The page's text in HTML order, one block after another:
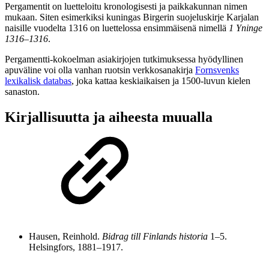
Pergamentit on luetteloitu kronologisesti ja paikkakunnan nimen
mukaan. Siten esimerkiksi kuningas Birgerin suojeluskirje Karjalan
naisille vuodelta 1316 on luettelossa ensimmäisenä nimellä 1 Yninge
1316–1316.
Pergamentti-kokoelman asiakirjojen tutkimuksessa hyödyllinen
apuväline voi olla vanhan ruotsin verkkosanakirja Fornsvenks
lexikalisk databas, joka kattaa keskiaikaisen ja 1500-luvun kielen
sanaston.
Kirjallisuutta ja aiheesta muualla
Hausen, Reinhold. Bidrag till Finlands historia 1–5.
Helsingfors, 1881–1917.